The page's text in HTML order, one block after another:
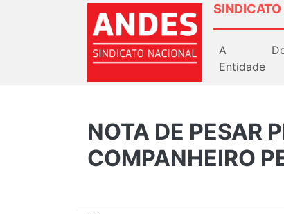
A
Entidade
NOTA DE PESAR
COMPANHEIRO